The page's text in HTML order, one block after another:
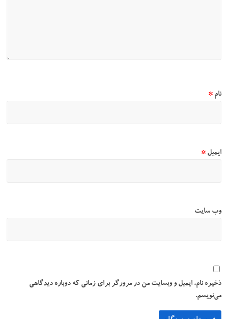
نام*
ایمیل*
وب‌ سایت
ذخیره نام، ایمیل و وبسایت من در مرورگر برای زمانی که دوباره دیدگاهی
می‌نویسم.